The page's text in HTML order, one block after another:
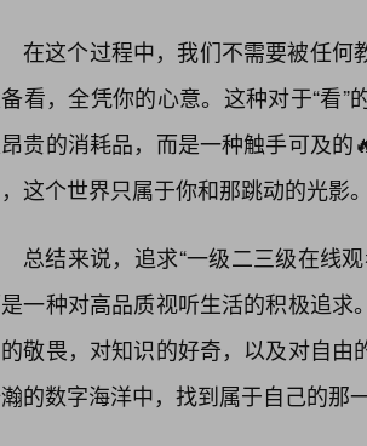
在这个过程中，我们不需要被任何
看，全凭你的心意。这种对于“看
贵的消耗品，而是一种触手可及
这个世界只属于你和那跳动的光影
总结来说，追求“一级二三级在线
一种对高品质视听生活的积极追
敬畏，对知识的好奇，以及对自
的数字海洋中，找到属于自己的那